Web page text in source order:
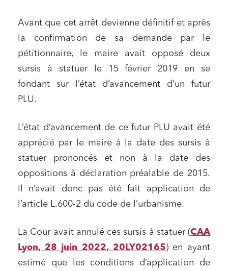
Avant que cet arrêt devienne définitif et après
la confirmation de sa demande par le
pétitionnaire, le maire avait opposé deux
sursis à statuer le 15 février 2019 en se
fondant sur l’état d’avancement d’un futur
PLU.
L’état d’avancement de ce futur PLU avait été
apprécié par le maire à la date des sursis à
statuer prononcés et non à la date des
oppositions à déclaration préalable de 2015.
Il n’avait donc pas été fait application de
l’article L.600-2 du code de l’urbanisme.
La Cour avait annulé ces sursis à statuer (CAA
Lyon, 28 juin 2022, 20LY02165) en ayant
estimé que les conditions d’application de
J'ai lu et j'accepte lapolitique de confidentialité